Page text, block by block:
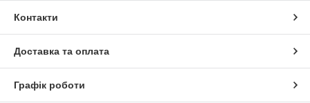
Контакти
Доставка та оплата
Графік роботи